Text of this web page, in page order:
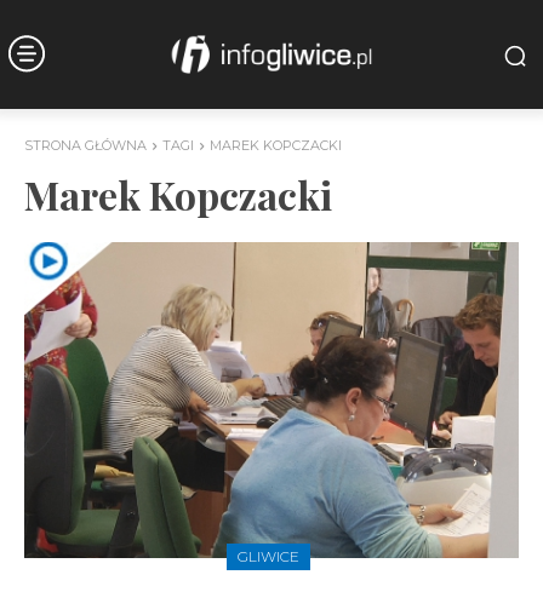
STRONA GŁÓWNA TAGI MAREK KOPCZACKI
Marek Kopczacki
GLIWICE